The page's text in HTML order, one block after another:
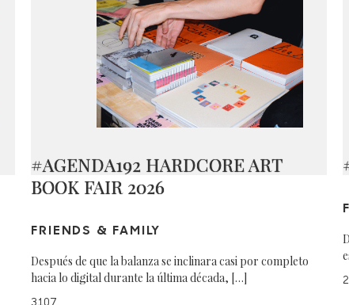
#AGENDA192 HARDCORE ART
BOOK FAIR 2026
FRIENDS & FAMILY
Después de que la balanza se inclinara casi por completo
hacia lo digital durante la última década, […]